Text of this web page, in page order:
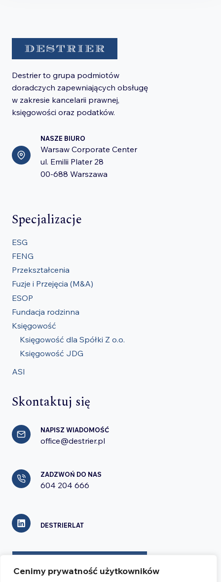
Cenimy prywatność użytkowników
Destrier to grupa podmiotów
doradczych zapewniających obsługę
w zakresie kancelarii prawnej,
księgowości oraz podatków.
NASZE BIURO
Warsaw Corporate Center
ul. Emilii Plater 28
00-688 Warszawa
Specjalizacje
ESG
FENG
Przekształcenia
Fuzje i Przejęcia (M&A)
ESOP
Fundacja rodzinna
Księgowość
Księgowość dla Spółki Z o.o.
Księgowość JDG
ASI
Skontaktuj się
NAPISZ WIADOMOŚĆ
office@destrier.pl
ZADZWOŃ DO NAS
604 204 666
DESTRIERLAT
FORMULARZ KONTAKTOWY